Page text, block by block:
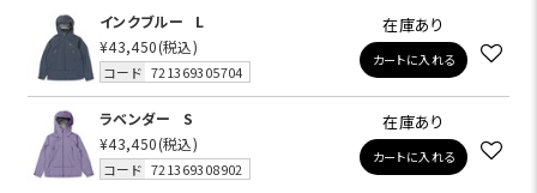
インクブルー
L
¥43,450(税込)
コード 721369305704
在庫あり
カートに入れる
ラベンダー
S
¥43,450(税込)
コード 721369308902
在庫あり
カートに入れる